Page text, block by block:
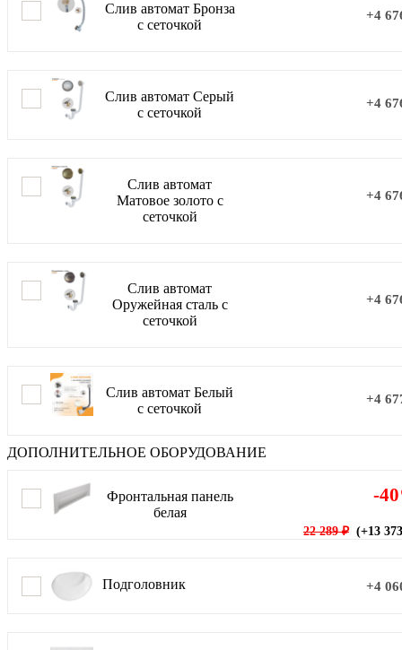
Слив автомат Бронза
с сеточкой
+4
Слив автомат Серый
с сеточкой
+4
Слив автомат
Матовое золото с
сеточкой
+4
Слив автомат
Оружейная сталь с
сеточкой
+4
Слив автомат Белый
с сеточкой
+4
ДОПОЛНИТЕЛЬНОЕ ОБОРУДОВАНИЕ
Фронтальная панель
белая
-
22 289 ₽(+13
Подголовник +4